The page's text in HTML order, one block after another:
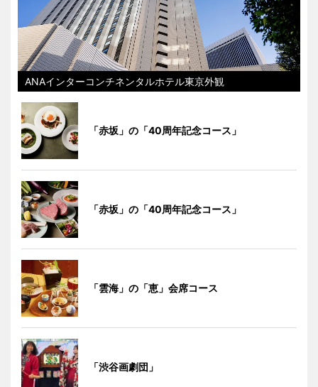
ANAインターコンチネンタルホテル東京外観
「赤坂」の「40周年記念コース」
「赤坂」の「40周年記念コース」
「雲海」の「恵」会席コース
「渋谷画劇団」